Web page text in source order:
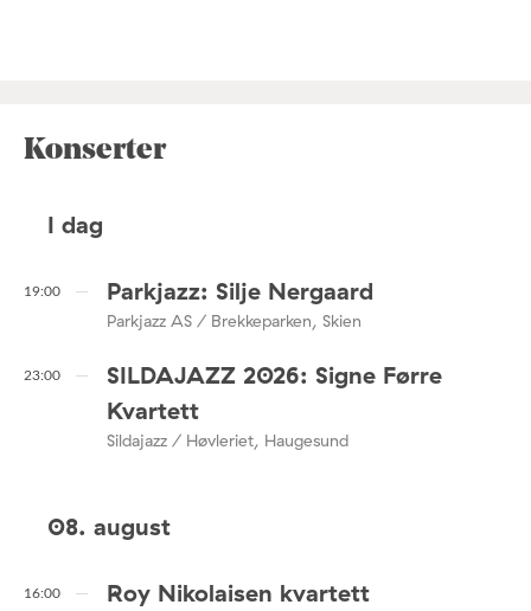
Konserter
I dag
19:00 Parkjazz: Silje Nergaard
Parkjazz AS / Brekkeparken, Skien
23:00
SILDAJAZZ 2026: Signe Førre
Kvartett
Sildajazz / Høvleriet, Haugesund
08. august
16:00 Roy Nikolaisen kvartett